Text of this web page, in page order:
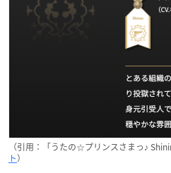
（引用：「うたの☆プリンスさまっ♪
ト）